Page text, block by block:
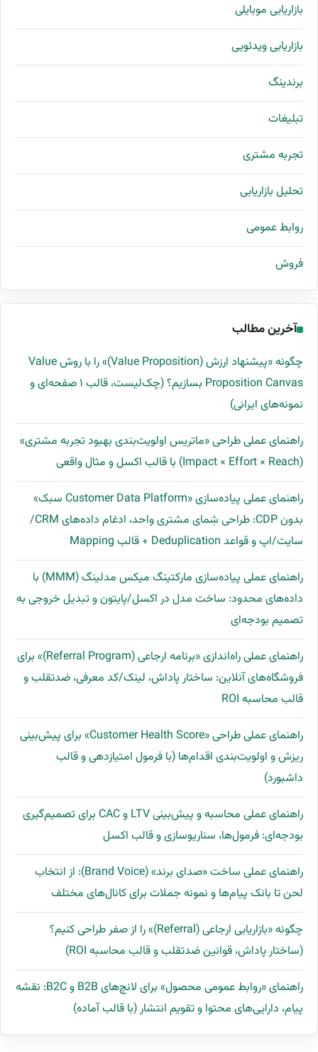
بازاریابی موبایلی
بازاریابی ویدئویی
برندینگ
تبلیغات
تجربه مشتری
تحلیل بازاریابی
روابط عمومی
فروش
آخرین مطالب
چگونه «پیشنهاد ارزش (Value Proposition)» را با روش Value
Proposition Canvas بسازیم؟ (چک‌لیست، قالب ۱ صفحه‌ای و
نمونه‌های ایرانی)
راهنمای عملی طراحی «ماتریس اولویت‌بندی بهبود تجربه مشتری»
(Impact × Effort × Reach) با قالب اکسل و مثال واقعی
راهنمای عملی پیاده‌سازی «Customer Data Platform سبک»
بدون CDP: طراحی شِمای مشتری واحد، ادغام داده‌های CRM/
سایت/اپ و قواعد Deduplication + قالب Mapping
راهنمای عملی پیاده‌سازی مارکتینگ میکس مدلینگ (MMM) با
داده‌های محدود: ساخت مدل در اکسل/پایتون و تبدیل خروجی به
تصمیم بودجه‌ای
راهنمای عملی راه‌اندازی «برنامه ارجاعی (Referral Program)» برای
فروشگاه‌های آنلاین: ساختار پاداش، لینک/کد معرفی، ضدتقلب و
قالب محاسبه ROI
راهنمای عملی طراحی «Customer Health Score» برای پیش‌بینی
ریزش و اولویت‌بندی اقدام‌ها (با فرمول امتیازدهی و قالب
داشبورد)
راهنمای عملی محاسبه و پیش‌بینی LTV و CAC برای تصمیم‌گیری
بودجه‌ای: فرمول‌ها، سناریوسازی و قالب اکسل
راهنمای عملی ساخت «صدای برند» (Brand Voice): از انتخاب
لحن تا بانک پیام‌ها و نمونه جملات برای کانال‌های مختلف
چگونه «بازاریابی ارجاعی (Referral)» را از صفر طراحی کنیم؟
(ساختار پاداش، قوانین ضدتقلب و قالب محاسبه ROI)
راهنمای «روابط عمومی محصول» برای لانچ‌های B2B و B2C: نقشه
پیام، دارایی‌های محتوا و تقویم انتشار (با قالب آماده)